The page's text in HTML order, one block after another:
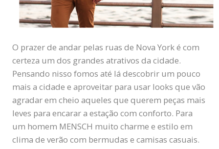
O prazer de andar pelas ruas de Nova York é com
certeza um dos grandes atrativos da cidade.
Pensando nisso fomos até lá descobrir um pouco
mais a cidade e aproveitar para usar looks que vão
agradar em cheio aqueles que querem peças mais
leves para encarar a estação com conforto. Para
um homem MENSCH muito charme e estilo em
clima de verão com bermudas e camisas casuais.